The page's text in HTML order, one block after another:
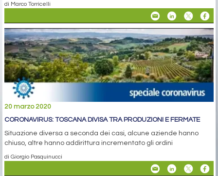
di Marco Torricelli
20 marzo 2020
CORONAVIRUS: TOSCANA DIVISA TRA PRODUZIONI E FERMATE
Situazione diversa a seconda dei casi, alcune aziende hanno
chiuso, altre hanno addirittura incrementato gli ordini
di Giorgio Pasquinucci